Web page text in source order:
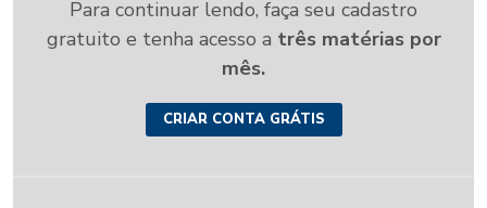
Para continuar lendo, faça seu cadastro
gratuito e tenha acesso a três matérias por
mês.
CRIAR CONTA GRÁTIS